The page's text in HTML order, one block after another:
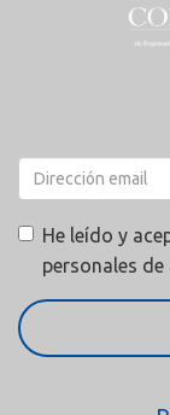
He leído y
personales